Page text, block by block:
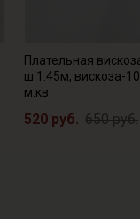
Плательная
ш.1.45м, вискоза-
м.кв
520 руб. 650 руб.